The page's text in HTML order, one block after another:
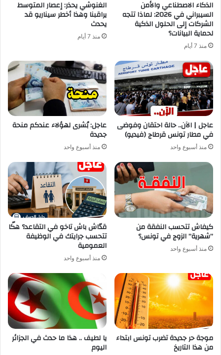
الذكاء الاصطناعي والأمن
السيبراني في 2026: لماذا تتجه
الشركات إلى الحلول الذكية
لحماية البيانات؟
منذ 7 أيام
الغنوشي يحذر: إعصار المتوسط
يراقبنا وهذا أخطر سيناريو قد
يحدث
منذ 7 أيام
عاجل | الآن.. حالة احتقان وفوضى
في مطار تونس قرطاج (فيديو)
منذ أسبوع واحد
عاجل: بُشرى لهؤلاء عندكم منحة
جديدة
منذ أسبوع واحد
كيفاش تتحسب النفقة من
”شهرية” الزوج في تونس؟
منذ أسبوع واحد
قدّاش باش تاخو في التقاعد؟ هكّا
تتحسب جرايتك في الوظيفة
العمومية
منذ أسبوع واحد
موجة حر جديدة تضرب تونس ابتداء
من هذا التاريخ
يا لطيف .. هذا ما حدث في الجزائر
اليوم